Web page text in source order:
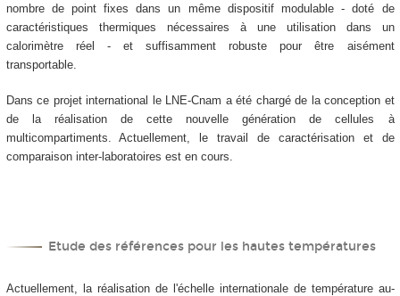
nombre de point fixes dans un même dispositif modulable - doté de
caractéristiques thermiques nécessaires à une utilisation dans un
calorimètre réel - et suffisamment robuste pour être aisément
transportable.
Dans ce projet international le LNE-Cnam a été chargé de la conception et
de la réalisation de cette nouvelle génération de cellules à
multicompartiments. Actuellement, le travail de caractérisation et de
comparaison inter-laboratoires est en cours.
Etude des références pour les hautes températures
Actuellement, la réalisation de l'échelle internationale de température au-